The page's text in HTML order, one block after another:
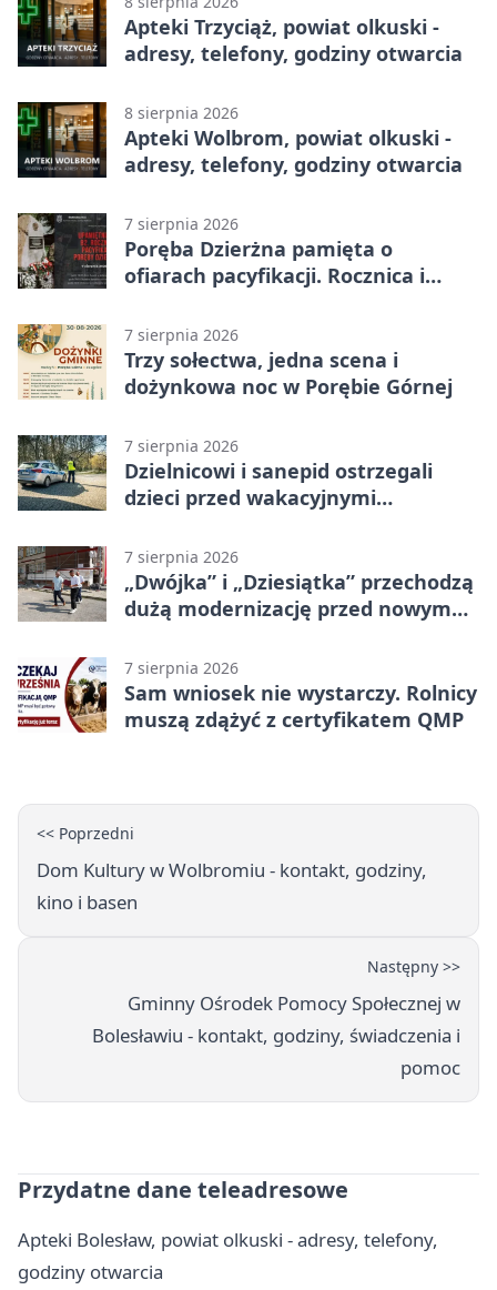
Apteki Trzyciąż, powiat olkuski -
adresy, telefony, godziny otwarcia
8 sierpnia 2026
Apteki Wolbrom, powiat olkuski -
adresy, telefony, godziny otwarcia
7 sierpnia 2026
Poręba Dzierżna pamięta o
ofiarach pacyfikacji. Rocznica i
7 sierpnia 2026
Trzy sołectwa, jedna scena i
dożynkowa noc w Porębie Górnej
7 sierpnia 2026
Dzielnicowi i sanepid ostrzegali
dzieci przed wakacyjnymi
7 sierpnia 2026
„Dwójka” i „Dziesiątka” przechodzą
dużą modernizację przed nowym
7 sierpnia 2026
Sam wniosek nie wystarczy. Rolnicy
muszą zdążyć z certyfikatem QMP
<< Poprzedni
Dom Kultury w Wolbromiu - kontakt, godziny,
kino i basen
Następny >>
Gminny Ośrodek Pomocy Społecznej w
Bolesławiu - kontakt, godziny, świadczenia i
pomoc
Przydatne dane teleadresowe
Apteki Bolesław, powiat olkuski - adresy, telefony,
godziny otwarcia